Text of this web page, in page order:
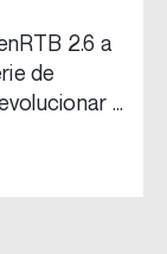
2.6 a
de
…